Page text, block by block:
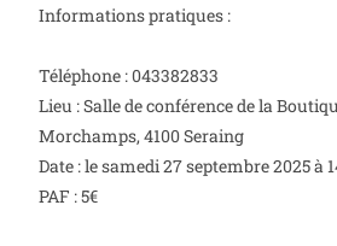
Informations pratiques :
Téléphone : 043382833
Lieu : Salle de conférence de la
Morchamps, 4100 Seraing
Date : le samedi 27 septembre 2025 à
PAF : 5€